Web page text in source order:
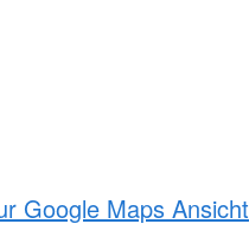
Google Maps Ansicht